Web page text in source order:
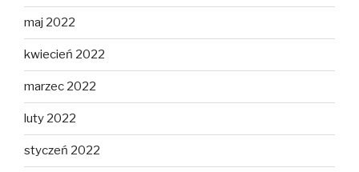
maj 2022
kwiecień 2022
marzec 2022
luty 2022
styczeń 2022